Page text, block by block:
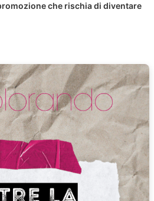
che rischia di diventare